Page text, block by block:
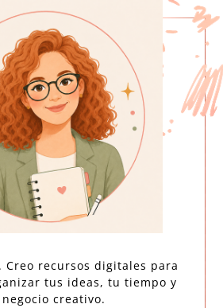
Creo recursos digitales para
tus ideas, tu tiempo y
creativo.